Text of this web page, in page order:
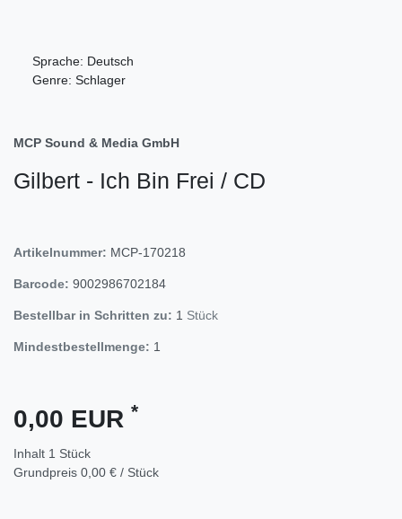
Sprache: Deutsch
Genre: Schlager
MCP Sound & Media GmbH
Gilbert - Ich Bin Frei / CD
Artikelnummer: MCP-170218
Barcode: 9002986702184
Bestellbar in Schritten zu: 1 Stück
Mindestbestellmenge: 1
0,00 EUR *
Inhalt 1 Stück
Grundpreis 0,00 € / Stück